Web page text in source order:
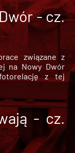
- cz.
związane z
na Nowy Dwór
fotorelację z tej
- cz.